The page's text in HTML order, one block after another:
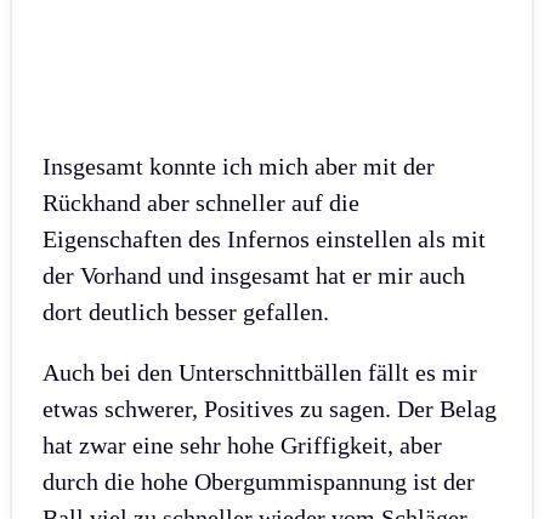
Insgesamt konnte ich mich aber mit der
Rückhand aber schneller auf die
Eigenschaften des Infernos einstellen als mit
der Vorhand und insgesamt hat er mir auch
dort deutlich besser gefallen.
Auch bei den Unterschnittbällen fällt es mir
etwas schwerer, Positives zu sagen. Der Belag
hat zwar eine sehr hohe Griffigkeit, aber
durch die hohe Obergummispannung ist der